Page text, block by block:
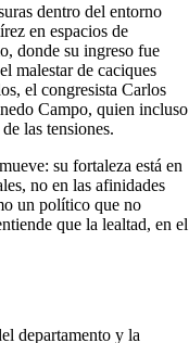
dentro del entorno
en espacios de
donde su ingreso fue
malestar de caciques
el congresista Carlos
Campo, quien incluso
las tensiones.
su fortaleza está en
no en las afinidades
un político que no
que la lealtad, en el
departamento y la